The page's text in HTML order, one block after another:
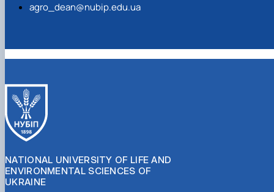
agro_dean@nubip.edu.ua
NATIONAL UNIVERSITY OF LIFE AND
ENVIRONMENTAL SCIENCES OF
UKRAINE